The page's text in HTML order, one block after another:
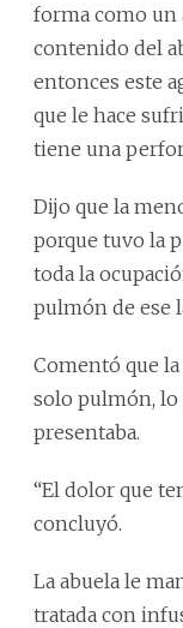
forma como un
contenido del
entonces este
que le hace
tiene una
Dijo que la
porque tuvo la
toda la
pulmón de ese
Comentó que
solo pulmón, lo
presentaba.
“El dolor que
concluyó.
La abuela le
tratada con